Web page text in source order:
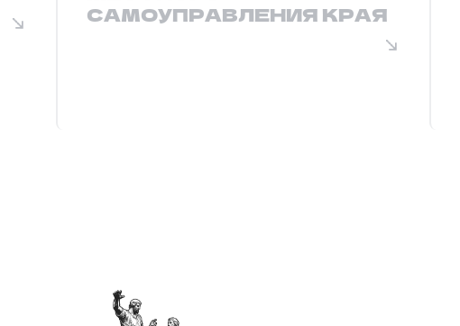
САМОУПРАВЛЕНИЯ КРАЯ